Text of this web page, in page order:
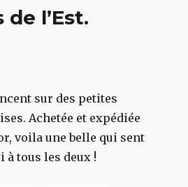
l’Est.
sur des petites
Achetée et expédiée
, voila une belle qui sent
à tous les deux !